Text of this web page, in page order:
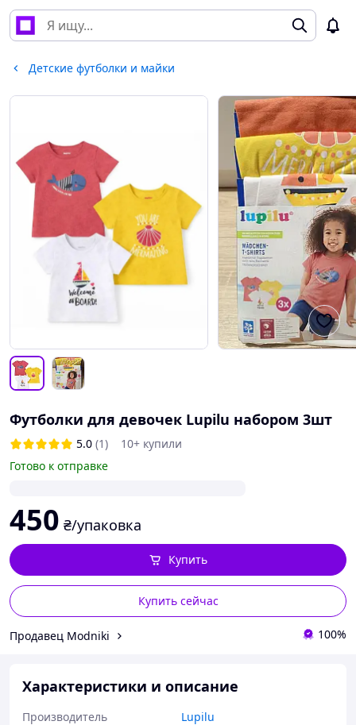
Детские футболки и майки
Футболки для девочек Lupilu набором 3шт
5.0 (1)
10+ купили
Готово к отправке
450 ₴/упаковка
Купить сейчас
Купить
Продавец Modniki 100%
Характеристики и описание
Производитель
Lupilu